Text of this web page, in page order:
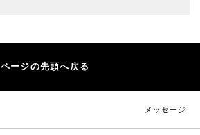
ページの先頭へ戻る
メッセージ